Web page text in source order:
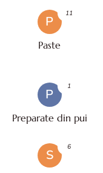
P
Paste
11
P
Preparate din pui
1
S
6